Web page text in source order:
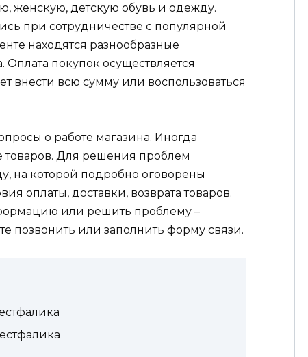
женскую, детскую обувь и одежду.
при сотрудничестве с популярной
находятся разнообразные
Оплата покупок осуществляется
внести всю сумму или воспользоваться
о работе магазина. Иногда
товаров. Для решения проблем
на которой подробно оговорены
оплаты, доставки, возврата товаров.
или решить проблему –
позвонить или заполнить форму связи.